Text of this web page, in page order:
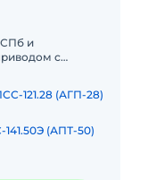
СПб и
с
121.28 (АГП-28)
(АПТ-50)